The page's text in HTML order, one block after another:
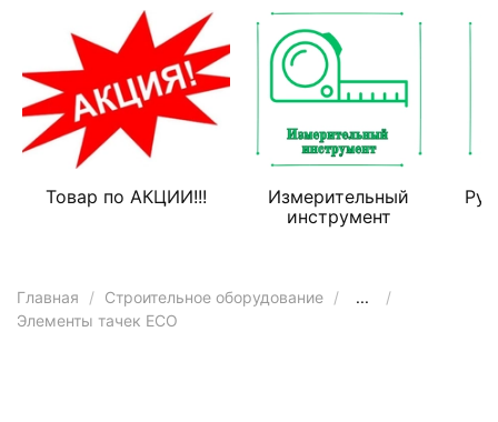
Товар по АКЦИИ!!!
Измерительный
инструмент
Главная Строительное оборудование
...
Элементы тачек ECO